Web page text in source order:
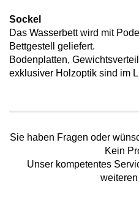
Sockel
Das Wasserbett wird mit
Bettgestell geliefert.
Bodenplatten,
exklusiver Holzoptik sind im
Sie haben Fragen oder
Kein
Unser kompetentes